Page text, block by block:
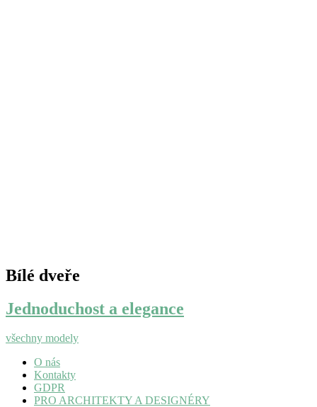
Bílé dveře
Jednoduchost a elegance
všechny modely
O nás
Kontakty
GDPR
PRO ARCHITEKTY A DESIGNÉRY